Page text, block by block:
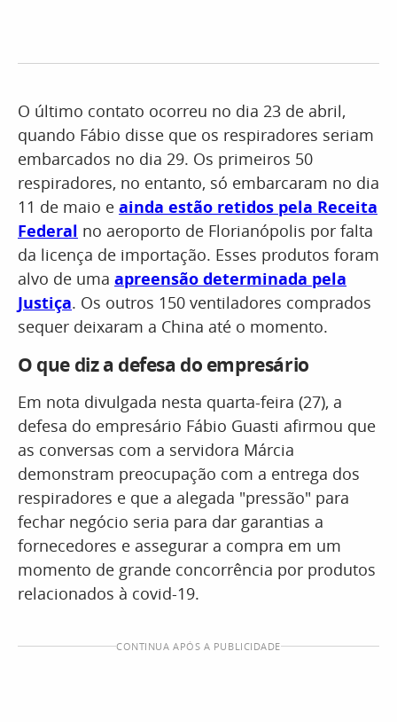
O último contato ocorreu no dia 23 de abril,
quando Fábio disse que os respiradores seriam
embarcados no dia 29. Os primeiros 50
respiradores, no entanto, só embarcaram no dia
11 de maio e ainda estão retidos pela Receita
Federal no aeroporto de Florianópolis por falta
da licença de importação. Esses produtos foram
alvo de uma apreensão determinada pela
Justiça. Os outros 150 ventiladores comprados
sequer deixaram a China até o momento.
O que diz a defesa do empresário
Em nota divulgada nesta quarta-feira (27), a
defesa do empresário Fábio Guasti afirmou que
as conversas com a servidora Márcia
demonstram preocupação com a entrega dos
respiradores e que a alegada "pressão" para
fechar negócio seria para dar garantias a
fornecedores e assegurar a compra em um
momento de grande concorrência por produtos
relacionados à covid-19.
CONTINUA APÓS A PUBLICIDADE